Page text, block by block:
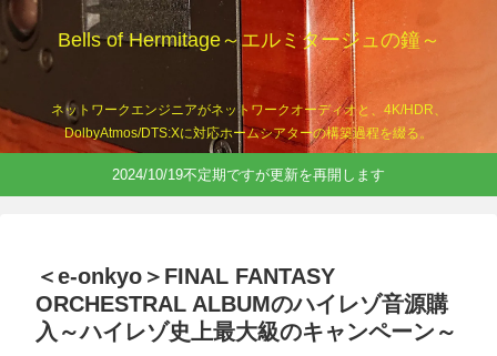
Bells of Hermitage～エルミタージュの鐘～
ネットワークエンジニアがネットワークオーディオと、4K/HDR、
DolbyAtmos/DTS:Xに対応ホームシアターの構築過程を綴る。
2024/10/19不定期ですが更新を再開します
＜e-onkyo＞FINAL FANTASY
ORCHESTRAL ALBUMのハイレゾ音源購
入～ハイレゾ史上最大級のキャンペーン～